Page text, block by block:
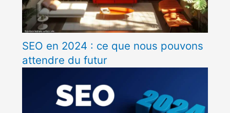
SEO en 2024 : ce que nous pouvons
attendre du futur